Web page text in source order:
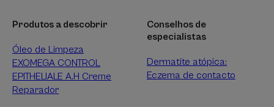
Produtos a descobrir
Óleo de Limpeza
EXOMEGA CONTROL
EPITHELIALE A.H Creme
Reparador
Conselhos de
especialistas
Dermatite atópica:
Eczema de contacto